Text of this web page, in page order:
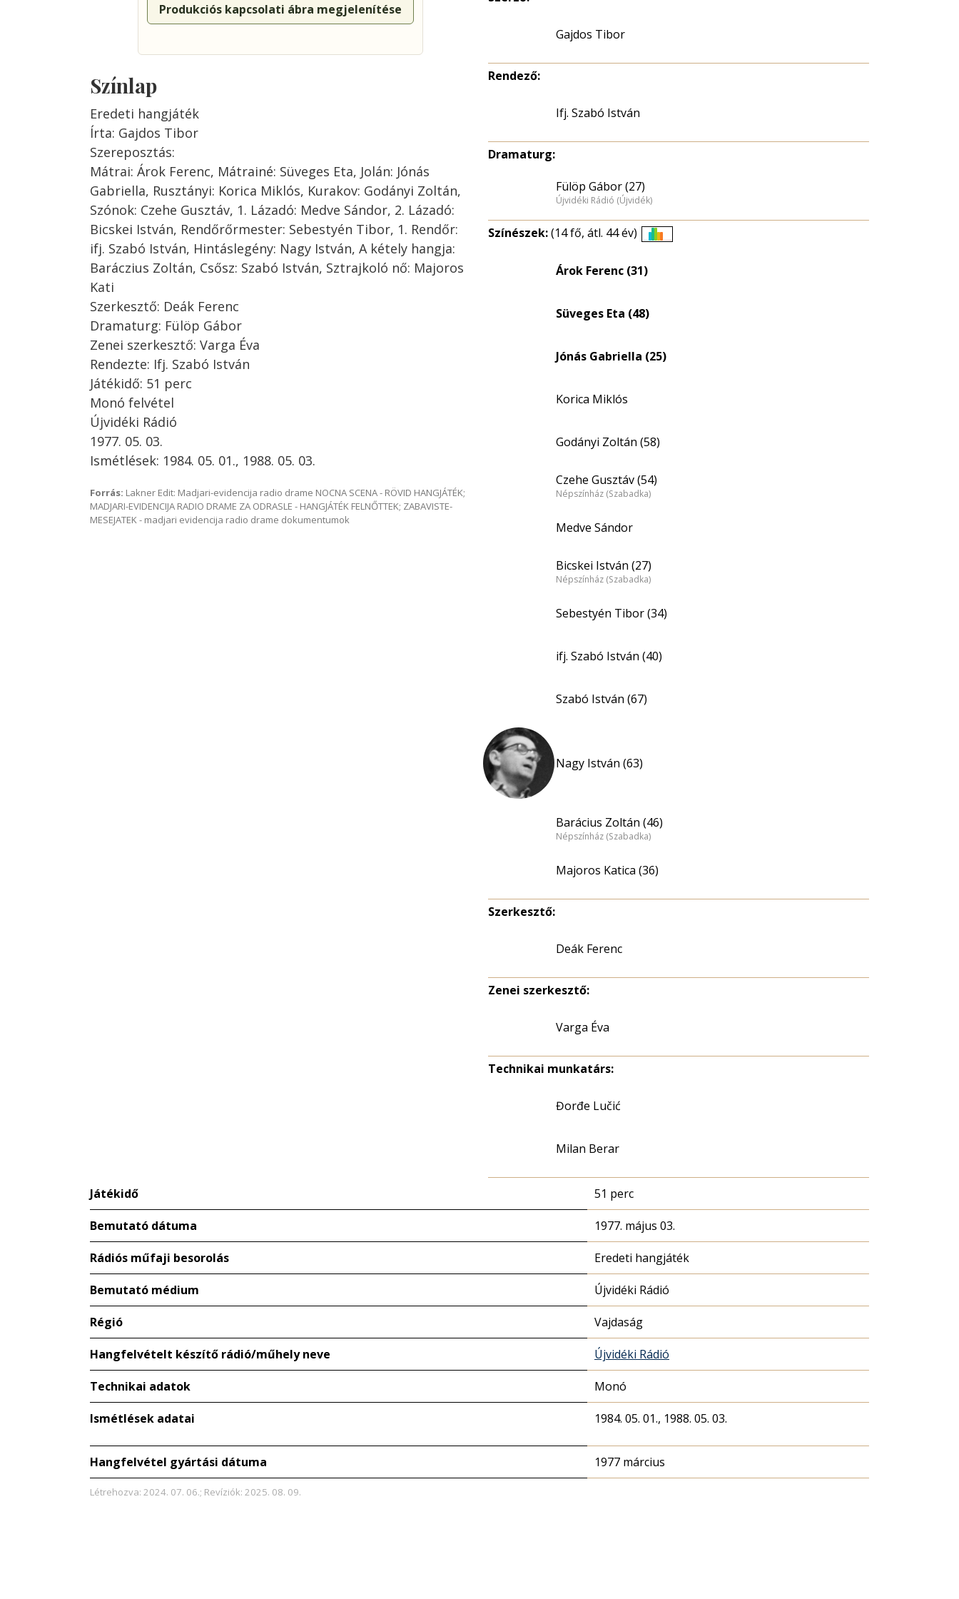
Produkciós kapcsolati ábra megjelenítése
Színlap
Eredeti hangjáték
Írta: Gajdos Tibor
Szereposztás:
Mátrai: Árok Ferenc, Mátrainé: Süveges Eta, Jolán: Jónás
Gabriella, Rusztányi: Korica Miklós, Kurakov: Godányi Zoltán,
Szónok: Czehe Gusztáv, 1. Lázadó: Medve Sándor, 2. Lázadó:
Bicskei István, Rendőrőrmester: Sebestyén Tibor, 1. Rendőr:
ifj. Szabó István, Hintáslegény: Nagy István, A kétely hangja:
Baráczius Zoltán, Csősz: Szabó István, Sztrajkoló nő: Majoros
Kati
Szerkesztő: Deák Ferenc
Dramaturg: Fülöp Gábor
Zenei szerkesztő: Varga Éva
Rendezte: Ifj. Szabó István
Játékidő: 51 perc
Monó felvétel
Újvidéki Rádió
1977. 05. 03.
Ismétlések: 1984. 05. 01., 1988. 05. 03.
Forrás: Lakner Edit: Madjari-evidencija radio drame NOCNA SCENA - RÖVID HANGJÁTÉK;
MADJARI-EVIDENCIJA RADIO DRAME ZA ODRASLE - HANGJÁTÉK FELNŐTTEK; ZABAVISTE-
MESEJATEK - madjari evidencija radio drame dokumentumok
Gajdos Tibor
Rendező:
Ifj. Szabó István
Dramaturg:
Fülöp Gábor (27)
Újvidéki Rádió (Újvidék)
Színészek:(14 fő, átl. 44 év)
Árok Ferenc (31)
Süveges Eta (48)
Jónás Gabriella (25)
Korica Miklós
Godányi Zoltán (58)
Czehe Gusztáv (54)
Népszínház (Szabadka)
Medve Sándor
Bicskei István (27)
Népszínház (Szabadka)
Sebestyén Tibor (34)
ifj. Szabó István (40)
Szabó István (67)
Nagy István (63)
Barácius Zoltán (46)
Népszínház (Szabadka)
Majoros Katica (36)
Szerkesztő:
Deák Ferenc
Zenei szerkesztő:
Varga Éva
Technikai munkatárs:
Đorđe Lučić
Milan Berar
Játékidő 51 perc
Bemutató dátuma 1977. május 03.
Rádiós műfaji besorolás Eredeti hangjáték
Bemutató médium Újvidéki Rádió
Régió Vajdaság
Hangfelvételt készítő rádió/műhely neve Újvidéki Rádió
Technikai adatok Monó
Ismétlések adatai 1984. 05. 01., 1988. 05. 03.
Hangfelvétel gyártási dátuma 1977 március
Létrehozva: 2024. 07. 06.; Revíziók: 2025. 08. 09.